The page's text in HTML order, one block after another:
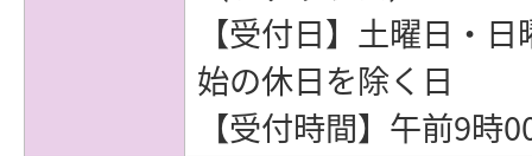
【受付日】土曜日・
始の休日を除く日
【受付時間】午前9時